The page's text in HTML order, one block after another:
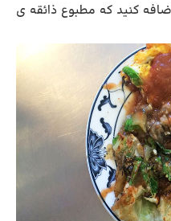
کنید که مطبوع ذائقه ی